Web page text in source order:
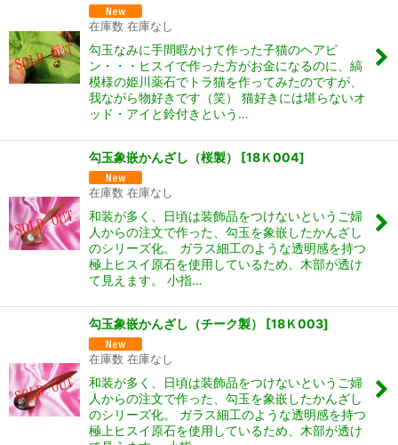
在庫数 在庫なし
勾玉なみに手間暇かけて作った子猫のヘアピ
ン・・・ヒスイで作った方がお金になるのに、縞
模様の姫川薬石でトラ猫を作ってみたのですが、
我ながら物好きです（笑） 猫好きには堪らないオ
ッド・アイと鈴付きという…
勾玉象嵌かんざし（桜製） [18Ｋ004]
在庫数 在庫なし
和装が多く、日頃は装飾品をつけないというご婦
人からの注文で作った、勾玉を象嵌したかんざし
のシリーズ化。 ガラス細工のような透明感を持つ
極上ヒスイ原石を使用しているため、木部が透け
て見えます。 小指…
勾玉象嵌かんざし（チーク製） [18Ｋ003]
在庫数 在庫なし
和装が多く、日頃は装飾品をつけないというご婦
人からの注文で作った、勾玉を象嵌したかんざし
のシリーズ化。 ガラス細工のような透明感を持つ
極上ヒスイ原石を使用しているため、木部が透け